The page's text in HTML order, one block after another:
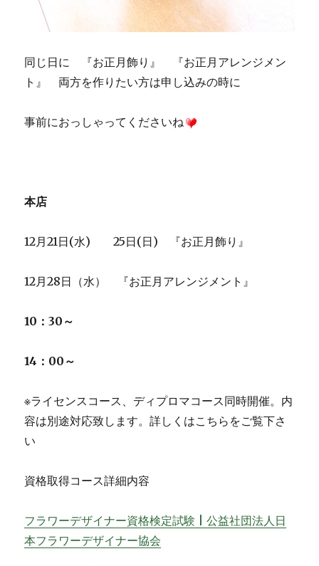
同じ日に 『お正月飾り』 『お正月アレンジメン
ト』 両方を作りたい方は申し込みの時に
事前におっしゃってくださいね
本店
12月21日(水) 25日(日) 『お正月飾り』
12月28日（水） 『お正月アレンジメント』
10：30～
14：00～
※ライセンスコース、ディプロマコース同時開催。内
容は別途対応致します。詳しくはこちらをご覧下さ
い
資格取得コース詳細内容
フラワーデザイナー資格検定試験 | 公益社団法人日
本フラワーデザイナー協会